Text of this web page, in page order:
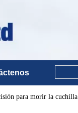
para morir la cuchilla